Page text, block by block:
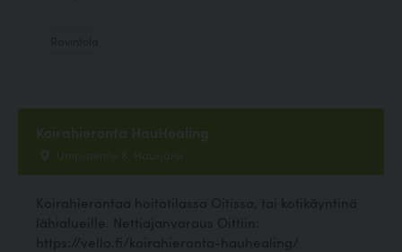
Koirahieronta HauHealing
Umpistentie 8, Hausjärvi
Koirahierontaa hoitotilassa Oitissa, tai kotikäyntinä
lähialueille. Nettiajanvaraus Oittiin:
https://vello.fi/koirahieronta-hauhealing/